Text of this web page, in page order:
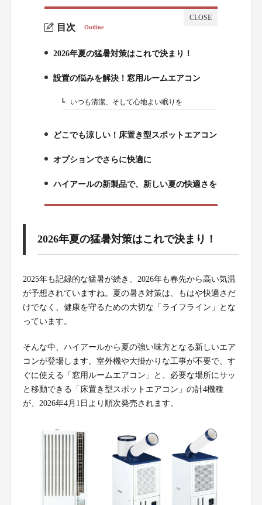
目次 Outline
1.
2026年夏の猛暑対策はこれで決まり！
2.
設置の悩みを解決！窓用ルームエアコン
2-1.いつも清潔、そして心地よい眠りを
どこでも涼しい！床置き型スポットエアコン
4.
オプションでさらに快適に
5.
ハイアールの新製品で、新しい夏の快適さを
2026年夏の猛暑対策はこれで決まり！
2025年も記録的な猛暑が続き、2026年も春先から高い気温
が予想されていますね。夏の暑さ対策は、もはや快適さだ
けでなく、健康を守るための大切な「ライフライン」とな
っています。
そんな中、ハイアールから夏の強い味方となる新しいエア
コンが登場します。室外機や大掛かりな工事が不要で、す
ぐに使える「窓用ルームエアコン」と、必要な場所にサッ
と移動できる「床置き型スポットエアコン」の計4機種
が、2026年4月1日より順次発売されます。